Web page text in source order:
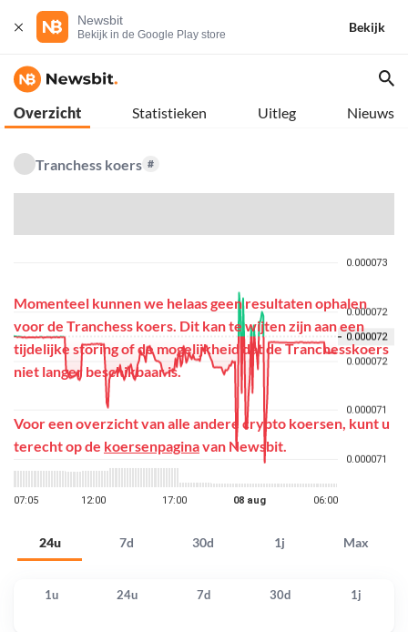
Newsbit
Bekijk in de Google Play store
Bekijk
Overzicht Statistieken Uitleg Nieuws
Tranchess koers #
24u 7d 30d 1j Max
Momenteel kunnen we helaas geen resultaten ophalen
voor de Tranchess koers. Dit kan te wijten zijn aan een
tijdelijke storing of de mogelijkheid dat de Tranchesskoers
niet langer beschikbaar is.
Voor een overzicht van alle andere crypto koersen, kunt u
terecht op de koersenpaginavan Newsbit.
1u 24u 7d 30d 1j